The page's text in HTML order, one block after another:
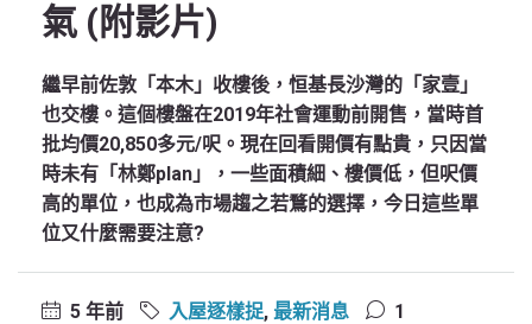
氣 (附影片)
繼早前佐敦「本木」收樓後，恒基長沙灣的「家壹」
也交樓。這個樓盤在2019年社會運動前開售，當時首
批均價20,850多元/呎。現在回看開價有點貴，只因當
時未有「林鄭plan」，一些面積細、樓價低，但呎價
高的單位，也成為市場趨之若鶩的選擇，今日這些單
位又什麼需要注意?
5 年前 入屋逐樣捉, 最新消息 1